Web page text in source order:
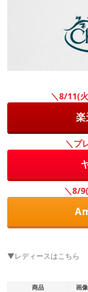
＼8/11(
楽
＼プ
＼8/
▼レディースはこちら
商品 画像